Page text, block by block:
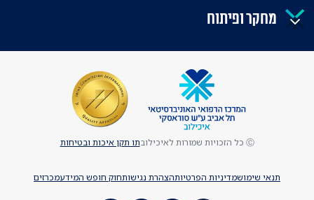
מחקר ופיתוח
תנאי שימושמדיניות הפרטיותהצהרת נגישותחוק חופש המידעמכרזים
Ⓒ כל הזכויות שמורות לאיכילוב תו תקן איכות ובטיחות